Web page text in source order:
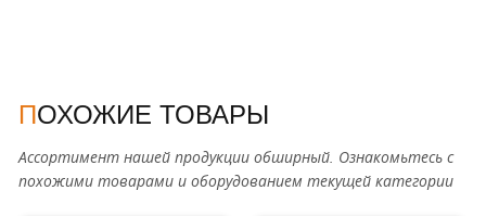
ПОХОЖИЕ ТОВАРЫ
Ассортимент нашей продукции обширный. Ознакомьтесь с
похожими товарами и оборудованием текущей категории